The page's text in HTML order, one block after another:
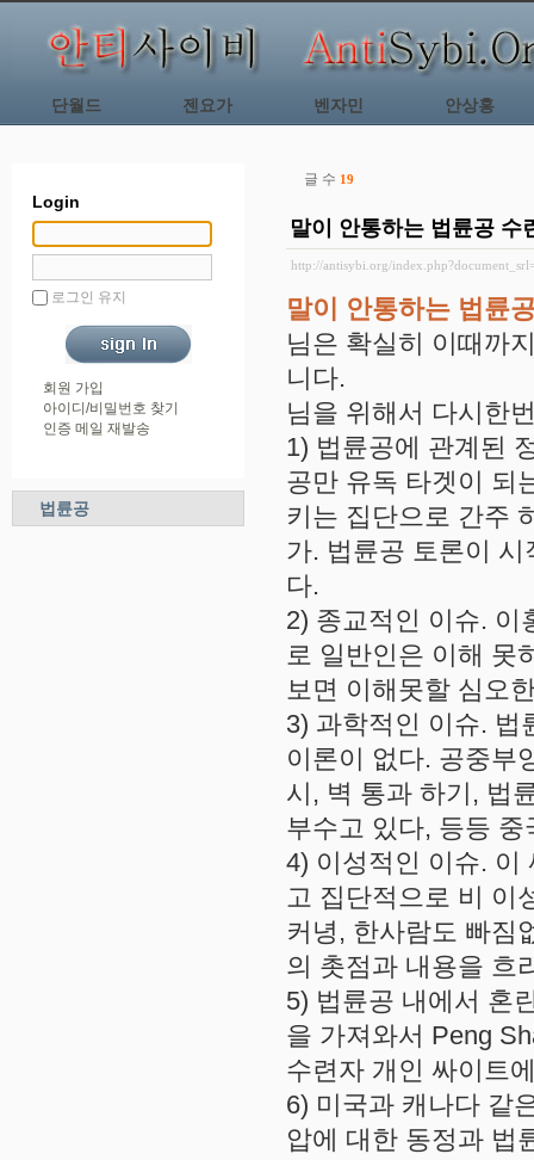
단월드 젠요가 벤자민 안상홍
Login
로그인 유지
회원 가입
아이디/비밀번호 찾기
인증 메일 재발송
법륜공
글 수 19
말이 안통하는 법륜공 수
http://antisybi.org/
말이 안통하는 법륜
님은 확실히 이때까
니다.
님을 위해서 다시한
1) 법륜공에 관계된
공만 유독 타겟이 되
키는 집단으로 간주
가. 법륜공 토론이
다.
2) 종교적인 이슈. 이
로 일반인은 이해 못
보면 이해못할 심오
3) 과학적인 이슈. 법
이론이 없다. 공중부
시, 벽 통과 하기, 법
부수고 있다, 등등
4) 이성적인 이슈. 이
고 집단적으로 비 이
커녕, 한사람도 빠짐
의 촛점과 내용을 흐
5) 법륜공 내에서 혼
을 가져와서 Peng
수련자 개인 싸이트
6) 미국과 캐나다 같
압에 대한 동정과 법